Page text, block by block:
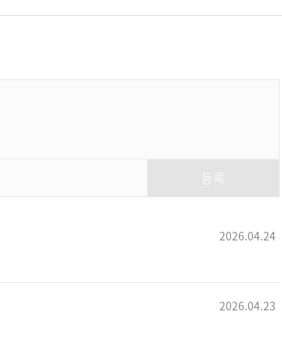
2026.04.24
2026.04.23